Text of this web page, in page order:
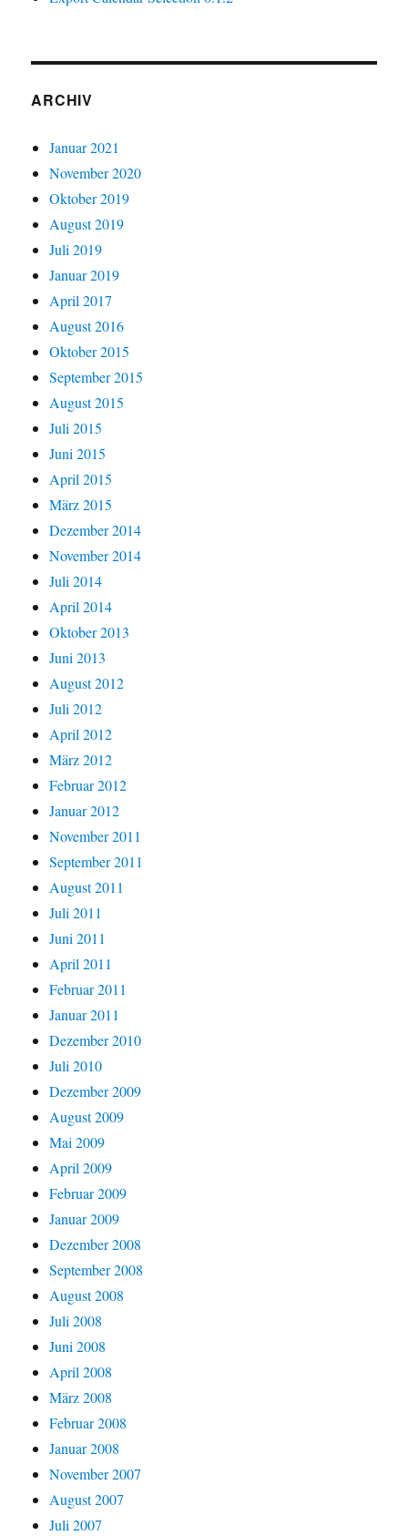
ARCHIV
Januar 2021
November 2020
Oktober 2019
August 2019
Juli 2019
Januar 2019
April 2017
August 2016
Oktober 2015
September 2015
August 2015
Juli 2015
Juni 2015
April 2015
März 2015
Dezember 2014
November 2014
Juli 2014
April 2014
Oktober 2013
Juni 2013
August 2012
Juli 2012
April 2012
März 2012
Februar 2012
Januar 2012
November 2011
September 2011
August 2011
Juli 2011
Juni 2011
April 2011
Februar 2011
Januar 2011
Dezember 2010
Juli 2010
Dezember 2009
August 2009
Mai 2009
April 2009
Februar 2009
Januar 2009
Dezember 2008
September 2008
August 2008
Juli 2008
Juni 2008
April 2008
März 2008
Februar 2008
Januar 2008
November 2007
August 2007
Juli 2007